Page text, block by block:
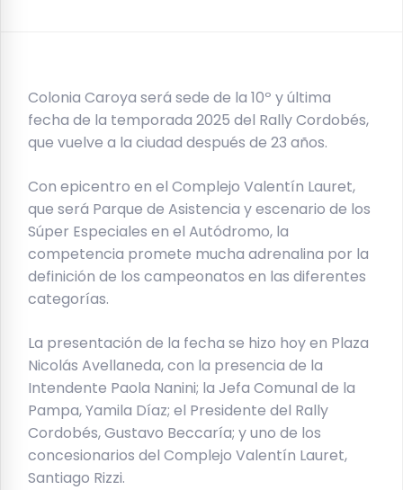
Colonia Caroya será sede de la 10º y última
fecha de la temporada 2025 del Rally Cordobés,
que vuelve a la ciudad después de 23 años.
Con epicentro en el Complejo Valentín Lauret,
que será Parque de Asistencia y escenario de los
Súper Especiales en el Autódromo, la
competencia promete mucha adrenalina por la
definición de los campeonatos en las diferentes
categorías.
La presentación de la fecha se hizo hoy en Plaza
Nicolás Avellaneda, con la presencia de la
Intendente Paola Nanini; la Jefa Comunal de la
Pampa, Yamila Díaz; el Presidente del Rally
Cordobés, Gustavo Beccaría; y uno de los
concesionarios del Complejo Valentín Lauret,
Santiago Rizzi.